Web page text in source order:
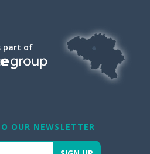
part of
OUR NEWSLETTER